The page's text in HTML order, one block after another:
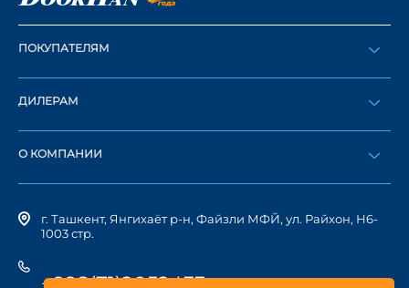
ПОКУПАТЕЛЯМ
Оформить заказ
Каталог
ДИЛЕРАМ
Стать дилером
О КОМПАНИИ
История компании
г. Ташкент, Янгихаёт р-н, Файзли МФЙ, ул. Райхон, Н6-
1003 стр.